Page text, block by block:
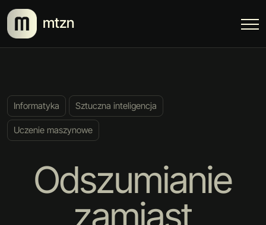
mtzn
Informatyka Sztuczna inteligencja
Uczenie maszynowe
Odszumianie
zamiast